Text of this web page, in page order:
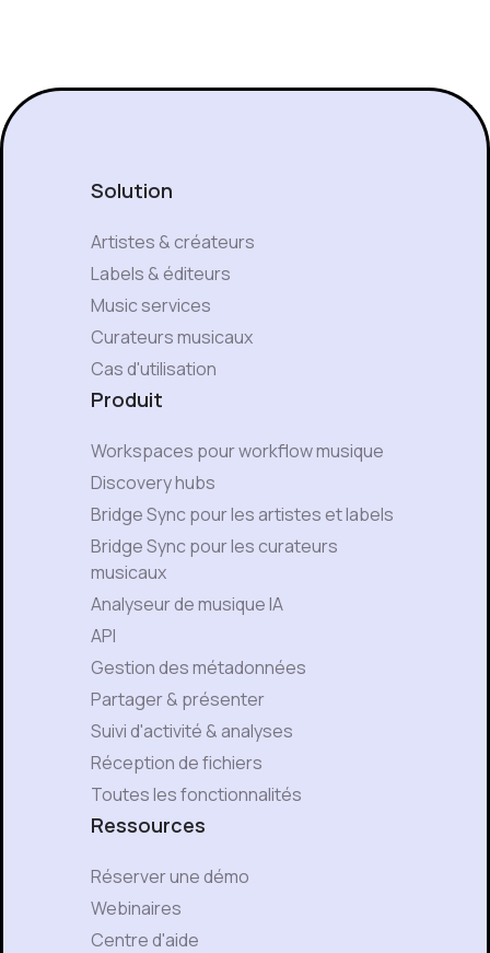
Solution
Artistes & créateurs
Labels & éditeurs
Music services
Curateurs musicaux
Cas d'utilisation
Produit
Workspaces pour workflow musique
Discovery hubs
Bridge Sync pour les artistes et labels
Bridge Sync pour les curateurs
musicaux
Analyseur de musique IA
API
Gestion des métadonnées
Partager & présenter
Suivi d'activité & analyses
Réception de fichiers
Toutes les fonctionnalités
Ressources
Réserver une démo
Webinaires
Centre d'aide